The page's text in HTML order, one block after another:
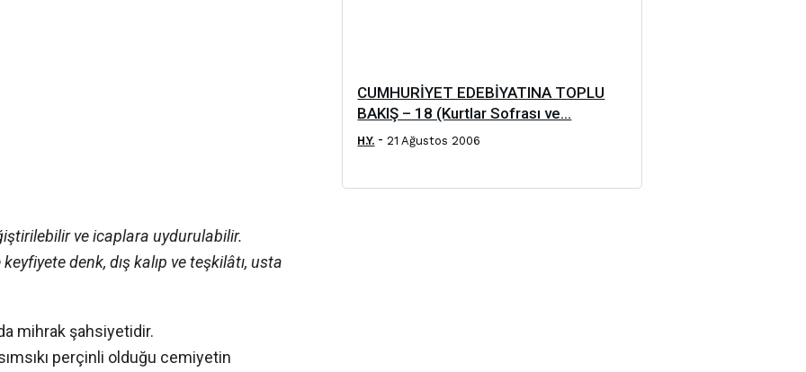
ve icaplara uydurulabilir.
denk, dış kalıp ve teşkilâtı, usta
mihrak şahsiyetidir.
perçinli olduğu cemiyetin
CUMHURİYET EDEBİYATINA TOPLU
BAKIŞ – 18 (Kurtlar Sofrası ve...
H.Y. - 21 Ağustos 2006